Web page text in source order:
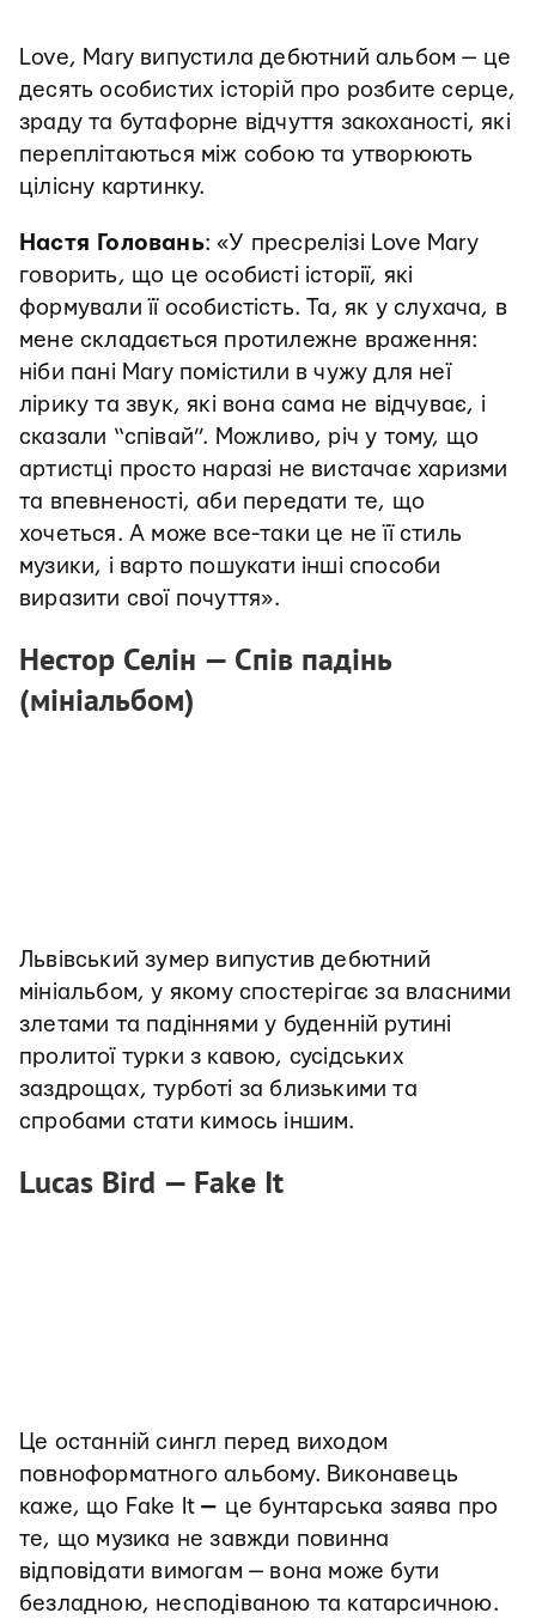
Love, Mary випустила дебютний альбом — це
десять особистих історій про розбите серце,
зраду та бутафорне відчуття закоханості, які
переплітаються між собою та утворюють
цілісну картинку.
Настя Головань: «У пресрелізі Love Mary
говорить, що це особисті історії, які
формували її особистість. Та, як у слухача, в
мене складається протилежне враження:
ніби пані Mary помістили в чужу для неї
лірику та звук, які вона сама не відчуває, і
сказали “співай”. Можливо, річ у тому, що
артистці просто наразі не вистачає харизми
та впевненості, аби передати те, що
хочеться. А може все-таки це не її стиль
музики, і варто пошукати інші способи
виразити свої почуття».
Нестор Селін — Спів падінь
(мініальбом)
Львівський зумер випустив дебютний
мініальбом, у якому спостерігає за власними
злетами та падіннями у буденній рутині
пролитої турки з кавою, сусідських
заздрощах, турботі за близькими та
спробами стати кимось іншим.
Lucas Bird — Fake It
Це останній сингл перед виходом
повноформатного альбому. Виконавець
каже, що Fake It— це бунтарська заява про
те, що музика не завжди повинна
відповідати вимогам — вона може бути
безладною, несподіваною та катарсичною.